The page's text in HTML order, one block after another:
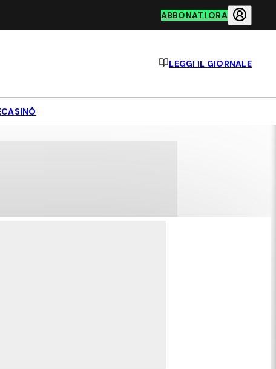
ABBONATI ORA
LEGGI IL GIORNALE
CASINÒ